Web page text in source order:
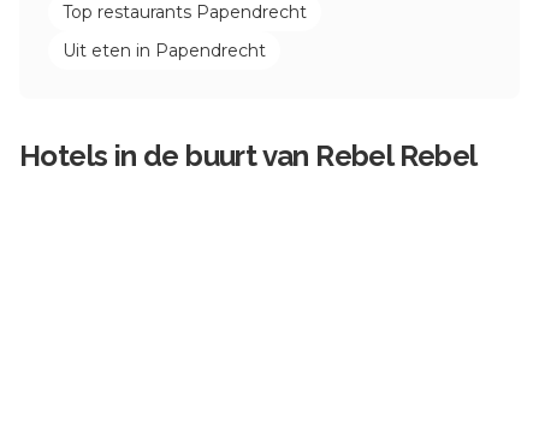
Top restaurants Papendrecht
Uit eten in Papendrecht
Hotels in de buurt van Rebel Rebel